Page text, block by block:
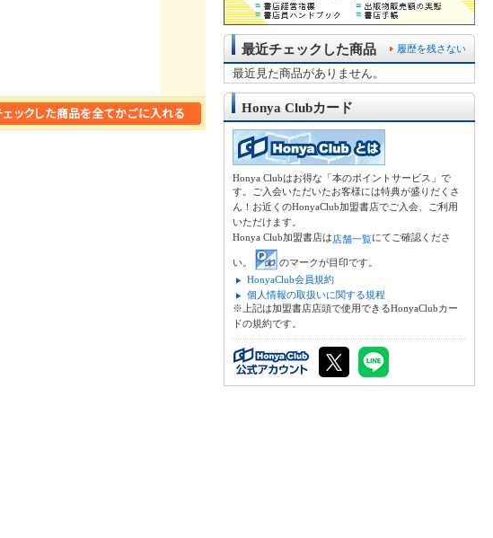
履歴を残さない
最近チェックした商品
最近見た商品がありません。
Honya Clubカード
Honya Clubはお得な「本のポイントサービス」で
す。ご入会いただいたお客様には特典が盛りだくさ
ん！お近くのHonyaClub加盟書店でご入会、ご利用
いただけます。
Honya Club加盟書店は店舗一覧にてご確認くださ
い。
のマークが目印です。
HonyaClub会員規約
個人情報の取扱いに関する規程
※上記は加盟書店店頭で使用できるHonyaClubカー
ドの規約です。